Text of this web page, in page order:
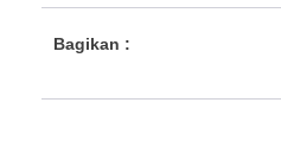
Bagikan :